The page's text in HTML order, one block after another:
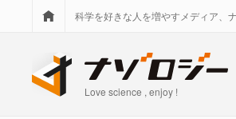
科学を好きな人を増やすメディア、
Love science , enjoy !